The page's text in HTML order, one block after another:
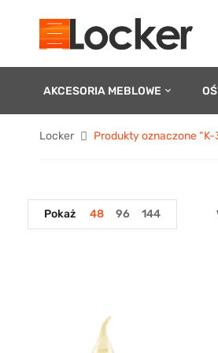
AKCESORIA MEBLOWE
Locker Produkty oznaczone “K-
Pokaż 48 96 144